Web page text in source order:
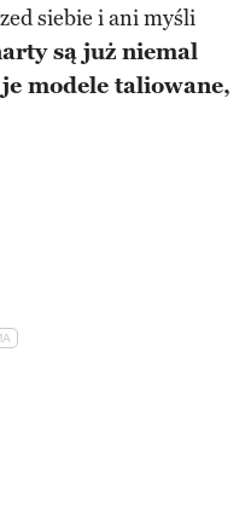
siebie i ani myśli
są już niemal
modele taliowane,